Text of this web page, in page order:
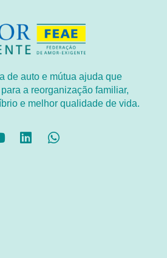
de auto e mútua ajuda que
a reorganização familiar,
e melhor qualidade de vida.